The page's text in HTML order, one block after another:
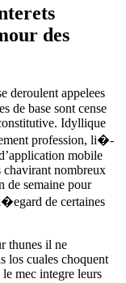
des
deroulent appelees
de base sont cense
Idyllique
profession, li�-
mobile
chavirant nombreux
de semaine pour
de certaines
thunes il ne
los cuales choquent
mec integre leurs